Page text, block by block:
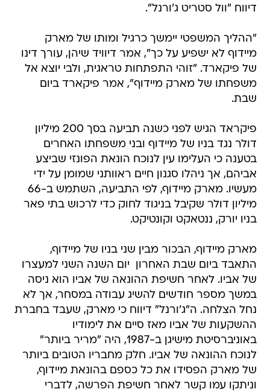
דיווח "וול סטריט ג'ורנל".
"ההליך המשפטי יימשך כרגיל ומותו של מארק
מיידוף לא ישפיע על כך", אמר דיוויד שיהן, עורך דינו
של פיקארד. "זוהי התפתחות טראגית, ולבי יוצא אל
משפחתו של מארק מיידוף", אמר פיקארד ביום
שבת.
פיקראד הגיש לפני כשנה תביעה בסך 200 מיליון
דולר נגד בניו של מיידוף ובני משפחתו האחרים
בטענה כי העלימו עין לנוכח הונאת הפונזי שביצע
אביהם, אך ניהלו סגנון חיים ראוותני שמומן על ידי
מעשיו. מארק מיידוף, לפי התביעה, השתמש ב-66
מיליון דולר שקיבל בניגוד לחוק כדי לרכוש בתי פאר
בניו יורק, ננטאקט וקונטיקט.
מארק מיידוף, הבכור מבין שני בניו של מיידוף,
התאבד ביום שבת האחרון  יום השנה השני למעצרו
של אביו. לאחר חשיפת ההונאה של אביו הוא ניסה
במשך מספר חודשים להשיג עבודה במסחר, אך לא
נחל הצלחה. ה"ג'ורנל" דיווח כי מארק, שעבד בחברת
ההשקעות של אביו מאז סיים את לימודיו
באוניברסיטת מישיגן ב-1987, היה "מריר ביותר"
לנוכח ההונאה של אביו. חלק מחבריו הטובים ביותר
של מארק הפסידו את כל כספם בהונאת מיידוף,
וניתקו עמו קשר לאחר חשיפת הפרשה, לדברי